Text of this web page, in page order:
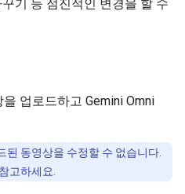
기 등 점진적인 변경을 할 수
업로드하고 Gemini Omni
된 동영상을 수정할 수 없습니다.
고하세요.